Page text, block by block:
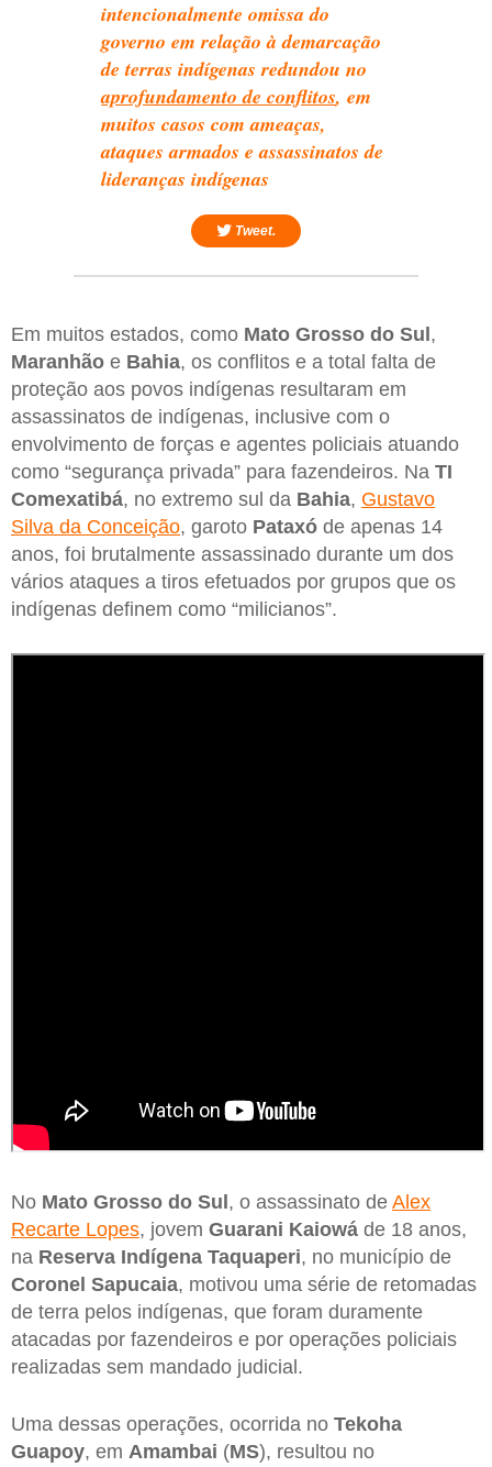
intencionalmente omissa do
governo em relação à demarcação
de terras indígenas redundou no
aprofundamento de conflitos, em
muitos casos com ameaças,
ataques armados e assassinatos de
lideranças indígenas
Tweet.
Em muitos estados, como Mato Grosso do Sul ,
Maranhão e Bahia, os conflitos e a total falta de
proteção aos povos indígenas resultaram em
assassinatos de indígenas, inclusive com o
envolvimento de forças e agentes policiais atuando
como “segurança privada” para fazendeiros. Na TI
Comexatibá, no extremo sul da Bahia, Gustavo
Silva da Conceição, garoto Pataxó de apenas 14
anos, foi brutalmente assassinado durante um dos
vários ataques a tiros efetuados por grupos que os
indígenas definem como “milicianos”.
No Mato Grosso do Sul , o assassinato de Alex
Recarte Lopes, jovem Guarani Kaiowá de 18 anos,
na Reserva Indígena Taquaperi, no município de
Coronel Sapucaia, motivou uma série de retomadas
de terra pelos indígenas, que foram duramente
atacadas por fazendeiros e por operações policiais
realizadas sem mandado judicial.
Uma dessas operações, ocorrida no Tekoha
Guapoy, em Amambai (MS), resultou no